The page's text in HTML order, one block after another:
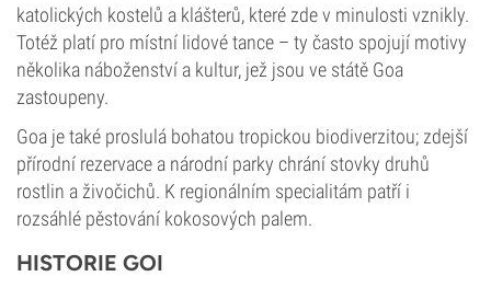
katolických kostelů a klášterů, které zde v minulosti vznikly.
Totéž platí pro místní lidové tance – ty často spojují motivy
několika náboženství a kultur, jež jsou ve státě Goa
zastoupeny.
Goa je také proslulá bohatou tropickou biodiverzitou; zdejší
přírodní rezervace a národní parky chrání stovky druhů
rostlin a živočichů. K regionálním specialitám patří i
rozsáhlé pěstování kokosových palem.
HISTORIE GOI